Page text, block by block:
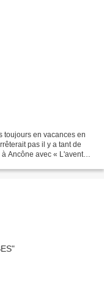
toujours en vacances en
pas il y a tant de
Ancône avec « L'aventure